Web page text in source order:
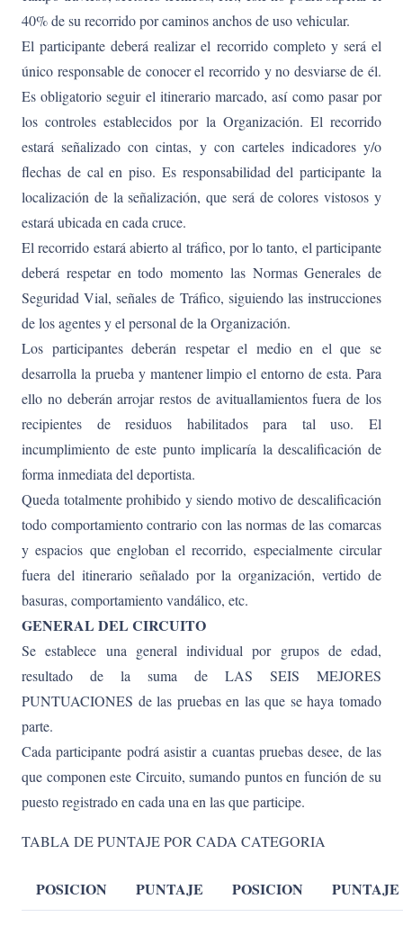
40% de su recorrido por caminos anchos de uso vehicular.
El participante deberá realizar el recorrido completo y será el
único responsable de conocer el recorrido y no desviarse de él.
Es obligatorio seguir el itinerario marcado, así como pasar por
los controles establecidos por la Organización. El recorrido
estará señalizado con cintas, y con carteles indicadores y/o
flechas de cal en piso. Es responsabilidad del participante la
localización de la señalización, que será de colores vistosos y
estará ubicada en cada cruce.
El recorrido estará abierto al tráfico, por lo tanto, el participante
deberá respetar en todo momento las Normas Generales de
Seguridad Vial, señales de Tráfico, siguiendo las instrucciones
de los agentes y el personal de la Organización.
Los participantes deberán respetar el medio en el que se
desarrolla la prueba y mantener limpio el entorno de esta. Para
ello no deberán arrojar restos de avituallamientos fuera de los
recipientes de residuos habilitados para tal uso. El
incumplimiento de este punto implicaría la descalificación de
forma inmediata del deportista.
Queda totalmente prohibido y siendo motivo de descalificación
todo comportamiento contrario con las normas de las comarcas
y espacios que engloban el recorrido, especialmente circular
fuera del itinerario señalado por la organización, vertido de
basuras, comportamiento vandálico, etc.
GENERAL DEL CIRCUITO
Se establece una general individual por grupos de edad,
resultado de la suma de LAS SEIS MEJORES
PUNTUACIONES de las pruebas en las que se haya tomado
parte.
Cada participante podrá asistir a cuantas pruebas desee, de las
que componen este Circuito, sumando puntos en función de su
puesto registrado en cada una en las que participe.
TABLA DE PUNTAJE POR CADA CATEGORIA
POSICION PUNTAJE POSICION PUNTAJE